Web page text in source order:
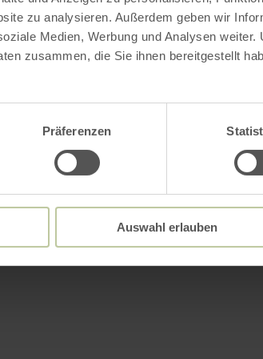
zu analysieren. Außerdem geben wir
Medien, Werbung und Analysen
zusammen, die Sie ihnen bereitgestellt
Präferenzen
Auswahl erlauben